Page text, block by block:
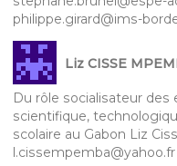
philippe.girard@ims-
Liz CISSE
Du rôle socialisateur des
scientifique,
scolaire au Gabon Liz
l.cissempemba@yahoo.fr